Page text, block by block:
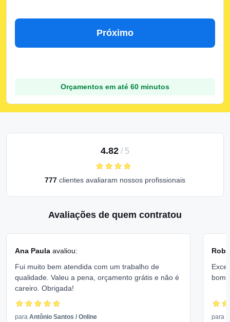
Próximo
Orçamentos em até 60 minutos
4.82 / 5
777 clientes avaliaram nossos profissionais
Avaliações de quem contratou
Ana Paula avaliou:
Fui muito bem atendida com um trabalho de
qualidade. Valeu a pena, orçamento grátis e não é
careiro. Obrigada!
para Antônio Santos / Online
bom
para